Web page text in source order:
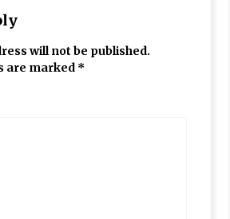
will not be published.
are marked *